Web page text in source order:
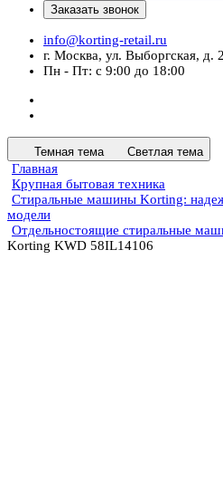
Заказать звонок
info@korting-retail.ru
г. Москва, ул. Выборгская, д.
Пн - Пт: с 9:00 до 18:00
Темная тема Светлая тема
Главная
Крупная бытовая техника
Стиральные машины Korting:
модели
Отдельностоящие стиральные
Korting KWD 58IL14106